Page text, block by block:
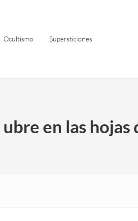
Ocultismo Supersticiones
en las hojas